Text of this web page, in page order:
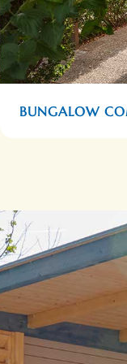
BUNGALOW